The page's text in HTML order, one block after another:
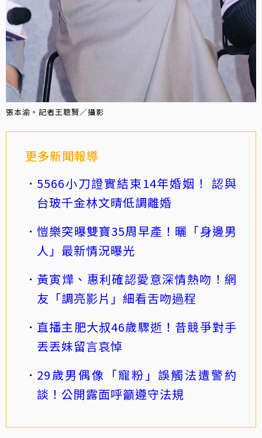
張本渝。記者王聰賢／攝影
更多新聞報導
5566小刀證實結束14年婚姻！ 認與
台玻千金林文晴低調離婚
愷樂突曝雙寶35周早產！曬「身邊男
人」最新情況曝光
黃寅燁、惠利確認愛意深情熱吻！網
友「調亮影片」細看舌吻過程
直播主肥大叔46歲驟逝！昔競爭對手
丟丟妹留言哀悼
29歲男偶像「寵粉」誤觸法遭警約
談！公開露面呼籲遵守法規